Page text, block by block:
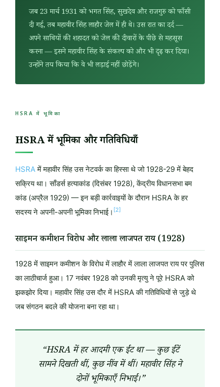
जब 23 मार्च 1931 को भगत सिंह, सुखदेव और राजगुरु को फाँसी
दी गई, तब महावीर सिंह लाहौर जेल में ही थे। उस रात का दर्द —
अपने साथियों की शहादत को जेल की दीवारों के पीछे से महसूस
करना — इसने महावीर सिंह के संकल्प को और भी दृढ़ कर दिया।
उन्होंने तय किया कि वे भी लड़ाई नहीं छोड़ेंगे।
HSRA में भूमिका
HSRA में भूमिका और गतिविधियाँ
HSRAमें महावीर सिंह उस नेटवर्क का हिस्सा थे जो 1928-29 में बेहद
सक्रिय था। साँडर्स हत्याकांड (दिसंबर 1928), केंद्रीय विधानसभा बम
कांड (अप्रैल 1929) — इन बड़ी कार्रवाइयों के दौरान HSRA के हर
सदस्य ने अपनी-अपनी भूमिका निभाई। [2]
साइमन कमीशन विरोध और लाला लाजपत राय (1928)
1928 में साइमन कमीशन के विरोध में लाहौर में लाला लाजपत राय पर पुलिस
का लाठीचार्ज हुआ। 17 नवंबर 1928 को उनकी मृत्यु ने पूरे HSRA को
झकझोर दिया। महावीर सिंह उस दौर में HSRA की गतिविधियों से जुड़े थे
जब संगठन बदले की योजना बना रहा था।
“HSRA में हर आदमी एक ईंट था — कुछ ईंटें
सामने दिखती थीं, कुछ नींव में थीं। महावीर सिंह ने
दोनों भूमिकाएँ निभाईं।”